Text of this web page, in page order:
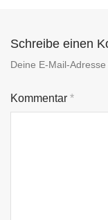
Schreibe einen
Deine E-Mail-
Kommentar *